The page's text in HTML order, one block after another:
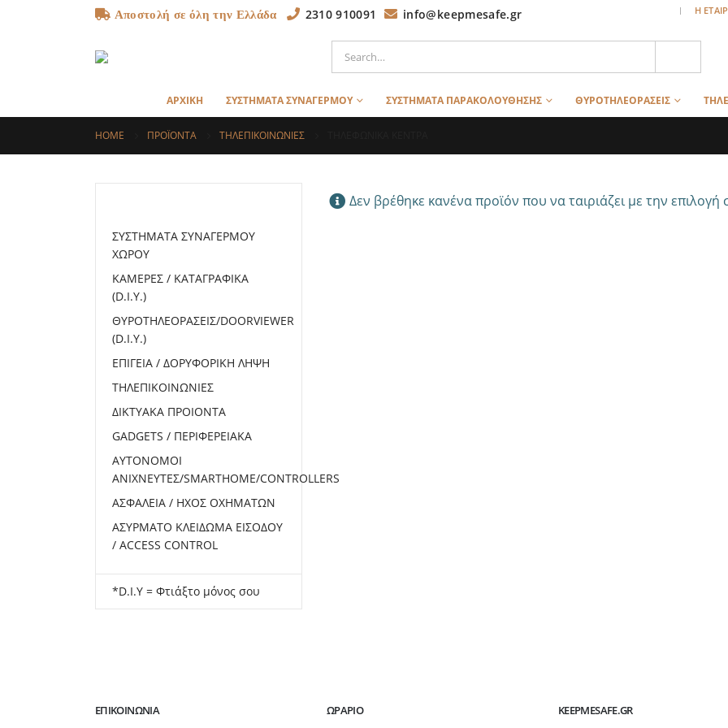
Αποστολή σε όλη την Ελλάδα 2310 910091 info@keepmesafe.gr | Η
ΑΡΧΙΚΗ ΣΥΣΤΗΜΑΤΑ ΣΥΝΑΓΕΡΜΟΥ ΣΥΣΤΗΜΑΤΑ ΠΑΡΑΚΟΛΟΥΘΗΣΗΣ ΘΥΡΟΤΗΛΕΟΡΑΣΕΙΣ
HOME ΠΡΟΪΌΝΤΑ ΤΗΛΕΠΙΚΟΙΝΩΝΙΕΣ
Δεν βρέθηκε κανένα προϊόν που να ταιριάζει με την επιλογή
ΣΥΣΤΗΜΑΤΑ ΣΥΝΑΓΕΡΜΟΥ
ΧΩΡΟΥ
ΚΑΜΕΡΕΣ / ΚΑΤΑΓΡΑΦΙΚΑ
(D.I.Y.)
ΘΥΡΟΤΗΛΕΟΡΑΣΕΙΣ/DOORVIEWER
(D.I.Y.)
ΕΠΙΓΕΙΑ / ΔΟΡΥΦΟΡΙΚΗ ΛΗΨΗ
ΤΗΛΕΠΙΚΟΙΝΩΝΙΕΣ
ΔΙΚΤΥΑΚΑ ΠΡΟΙΟΝΤΑ
GADGETS / ΠΕΡΙΦΕΡΕΙΑΚΑ
ΑΥΤΟΝΟΜΟΙ
ΑΝΙΧΝΕΥΤΕΣ/SMARTHOME/CONTROLLERS
ΑΣΦΑΛΕΙΑ / ΗΧΟΣ ΟΧΗΜΑΤΩΝ
ΑΣΥΡΜΑΤΟ ΚΛΕΙΔΩΜΑ ΕΙΣΟΔΟΥ
/ ACCESS CONTROL
*D.I.Y = Φτιάξτο μόνος σου
ΕΠΙΚΟΙΝΩΝΊΑ ΩΡΆΡΙΟ KEEPMESAFE.GR